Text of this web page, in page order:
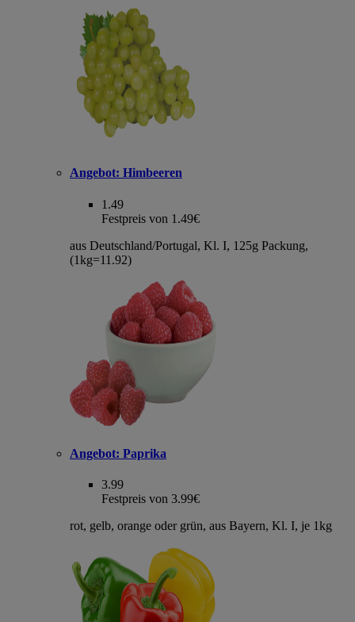
Angebot: Himbeeren
1.49
Festpreis von 1.49€
aus Deutschland/Portugal, Kl. I, 125g Packung,
(1kg=11.92)
Angebot: Paprika
3.99
Festpreis von 3.99€
rot, gelb, orange oder grün, aus Bayern, Kl. I, je 1kg